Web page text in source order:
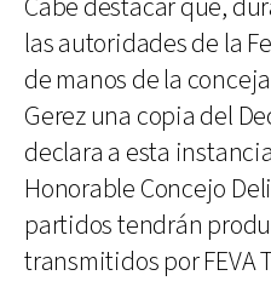
Cabe destacar que,
las autoridades de la
de manos de la
Gerez una copia del
declara a esta
Honorable Concejo
partidos tendrán
transmitidos por FEVA